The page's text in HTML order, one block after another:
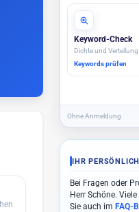
Keyword-Check
Dichte und
Keywords prüfen
Ohne Anmeldung
IHR
Bei Fragen oder
Herr Schöne.
Sie auch im FAQ-